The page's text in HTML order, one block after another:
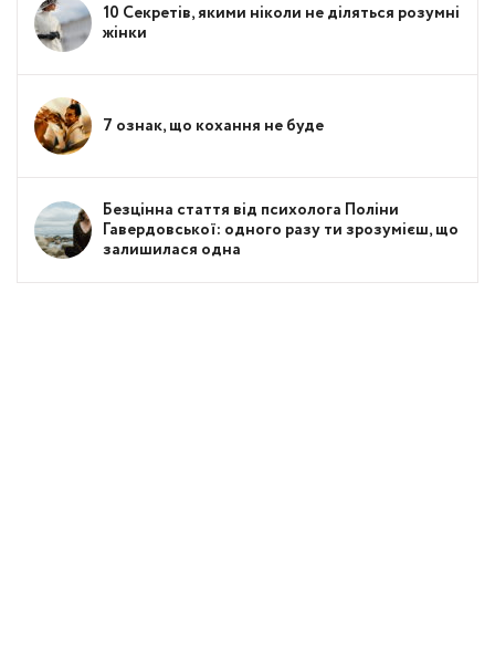
10 Секретів, якими ніколи не діляться розумні
жінки
7 ознак, що кохання не буде
Безцінна стаття від психолога Поліни
Гавердовської: одного разу ти зрозумієш, що
залишилася одна